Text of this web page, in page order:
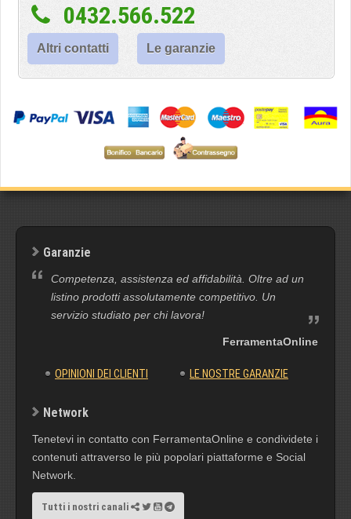
0432.566.522
Altri contatti Le garanzie
Garanzie
Competenza, assistenza ed affidabilità. Oltre ad un
listino prodotti assolutamente competitivo. Un
servizio studiato per chi lavora!
FerramentaOnline
OPINIONI DEI CLIENTI LE NOSTRE GARANZIE
Network
Tenetevi in contatto con FerramentaOnline e condividete i
contenuti attraverso le più popolari piattaforme e Social
Network.
Tutti i nostri canali